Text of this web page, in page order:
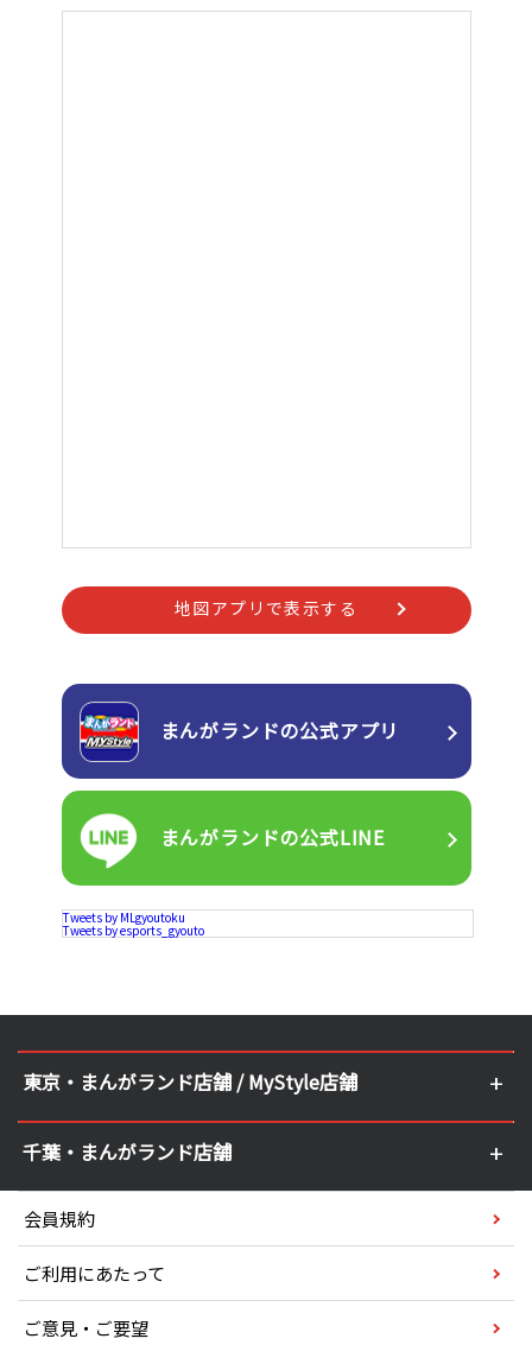
地図アプリで表示する
まんがランドの公式アプリ
まんがランドの公式LINE
Tweets by MLgyoutoku
Tweets by esports_gyouto
東京・まんがランド店舗 / MyStyle店舗
千葉・まんがランド店舗
会員規約
ご利用にあたって
ご意見・ご要望